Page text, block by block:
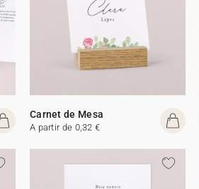
Carnet de Mesa
A partir de 0,32 €